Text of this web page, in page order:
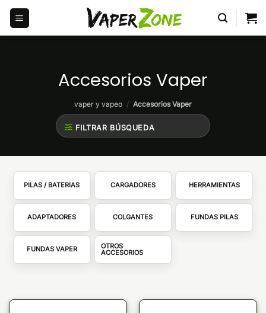
Saltar
contenido
Accesorios Vaper
vaper y vapeo / Accesorios Vaper
FILTRAR BÚSQUEDA
PILAS / BATERIAS CARGADORES HERRAMIENTAS
ADAPTADORES COLGANTES FUNDAS PILAS
FUNDAS VAPER OTROS
ACCESORIOS